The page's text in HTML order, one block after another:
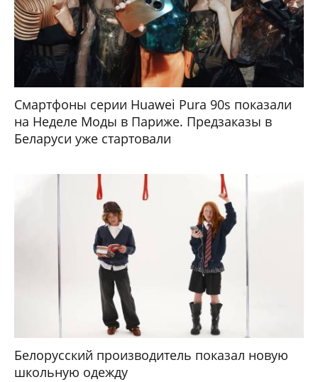
Смартфоны серии Huawei Pura 90s показали
на Неделе Моды в Париже. Предзаказы в
Беларуси уже стартовали
Белорусский производитель показал новую
школьную одежду